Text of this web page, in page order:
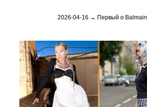
2026-04-16 → Первый о Balmain